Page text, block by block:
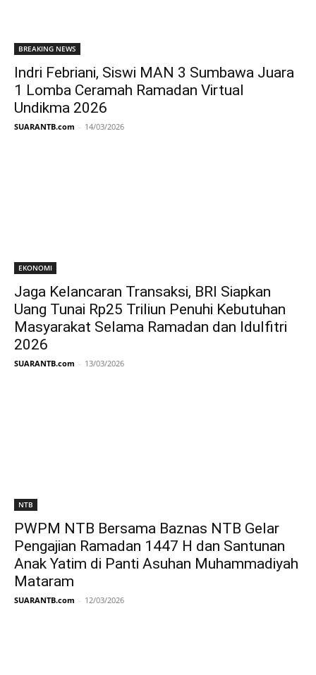
BREAKING NEWS
Indri Febriani, Siswi MAN 3 Sumbawa Juara
1 Lomba Ceramah Ramadan Virtual
Undikma 2026
SUARANTB.com - 14/03/2026
EKONOMI
Jaga Kelancaran Transaksi, BRI Siapkan
Uang Tunai Rp25 Triliun Penuhi Kebutuhan
Masyarakat Selama Ramadan dan Idulfitri
2026
SUARANTB.com - 13/03/2026
NTB
PWPM NTB Bersama Baznas NTB Gelar
Pengajian Ramadan 1447 H dan Santunan
Anak Yatim di Panti Asuhan Muhammadiyah
Mataram
SUARANTB.com - 12/03/2026